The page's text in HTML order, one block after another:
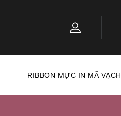
RIBBON MỰC IN MÃ VẠCH